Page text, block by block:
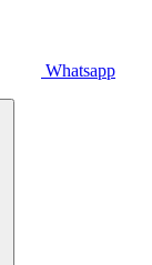
Whatsapp